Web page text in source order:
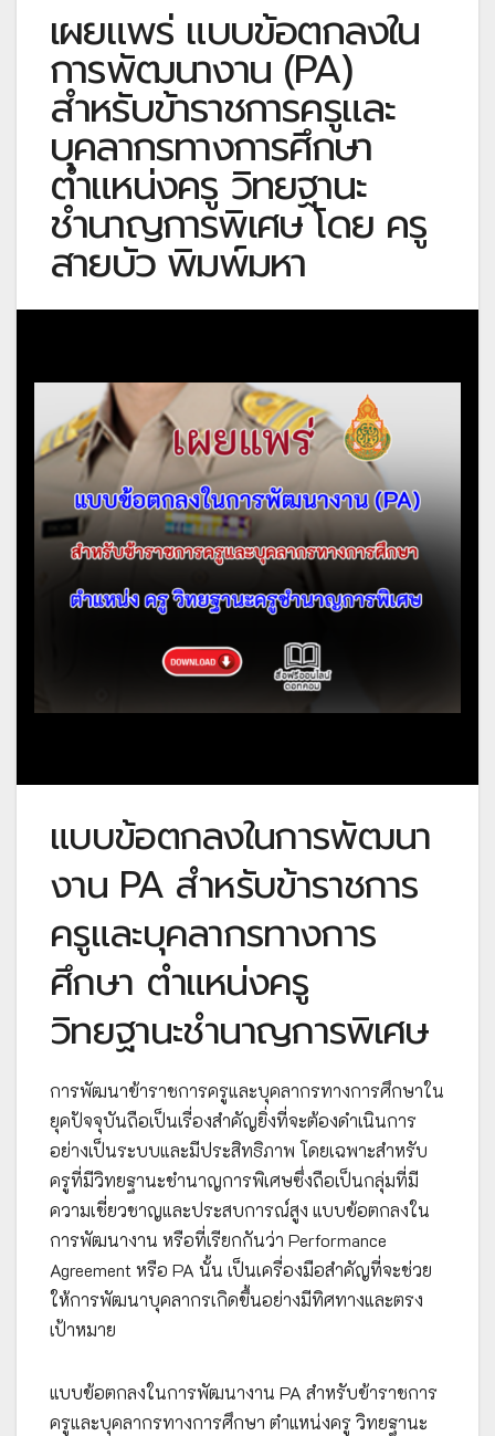
เผยแพร่ แบบข้อตกลงใน
การพัฒนางาน (PA)
สำหรับข้าราชการครูและ
บุคลากรทางการศึกษา
ตำแหน่งครู วิทยฐานะ
ชำนาญการพิเศษ โดย ครู
สายบัว พิมพ์มหา
แบบข้อตกลงในการพัฒนา
งาน PA สำหรับข้าราชการ
ครูและบุคลากรทางการ
ศึกษา ตำแหน่งครู
วิทยฐานะชำนาญการพิเศษ
การพัฒนาข้าราชการครูและบุคลากรทางการศึกษาใน
ยุคปัจจุบันถือเป็นเรื่องสำคัญยิ่งที่จะต้องดำเนินการ
อย่างเป็นระบบและมีประสิทธิภาพ โดยเฉพาะสำหรับ
ครูที่มีวิทยฐานะชำนาญการพิเศษซึ่งถือเป็นกลุ่มที่มี
ความเชี่ยวชาญและประสบการณ์สูง แบบข้อตกลงใน
การพัฒนางาน หรือที่เรียกกันว่า Performance
Agreement หรือ PA นั้น เป็นเครื่องมือสำคัญที่จะช่วย
ให้การพัฒนาบุคลากรเกิดขึ้นอย่างมีทิศทางและตรง
เป้าหมาย
แบบข้อตกลงในการพัฒนางาน PA สำหรับข้าราชการ
ครูและบุคลากรทางการศึกษา ตำแหน่งครู วิทยฐานะ